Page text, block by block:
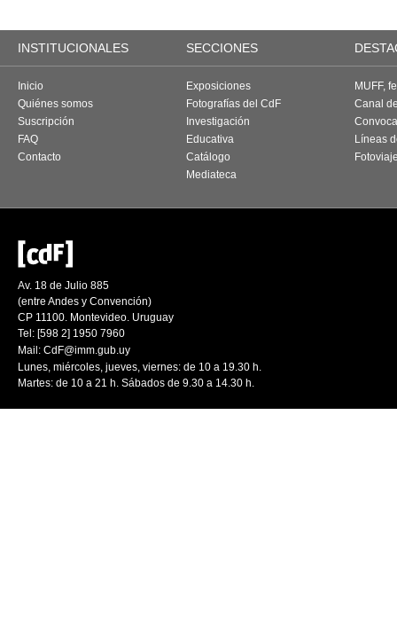
INSTITUCIONALES SECCIONES
Inicio
Quiénes somos
Suscripción
FAQ
Contacto
Exposiciones
Fotografías del CdF
Investigación
Educativa
Catálogo
Mediateca
MUFF,
Canal
Líneas
Av. 18 de Julio 885
(entre Andes y Convención)
CP 11100. Montevideo. Uruguay
Tel: [598 2] 1950 7960
Mail: CdF@imm.gub.uy
Lunes, miércoles, jueves, viernes: de 10 a 19.30 h.
Martes: de 10 a 21 h. Sábados de 9.30 a 14.30 h.